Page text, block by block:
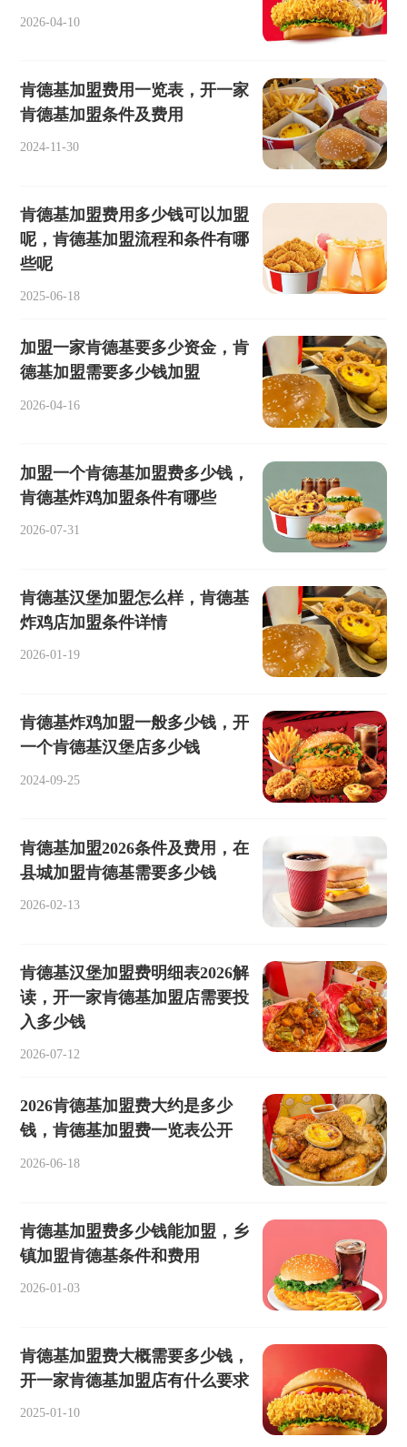
2026-04-10
肯德基加盟费用一览表，开一家
肯德基加盟条件及费用
2024-11-30
肯德基加盟费用多少钱可以加盟
呢，肯德基加盟流程和条件有哪
些呢
2025-06-18
加盟一家肯德基要多少资金，肯
德基加盟需要多少钱加盟
2026-04-16
加盟一个肯德基加盟费多少钱，
肯德基炸鸡加盟条件有哪些
2026-07-31
肯德基汉堡加盟怎么样，肯德基
炸鸡店加盟条件详情
2026-01-19
肯德基炸鸡加盟一般多少钱，开
一个肯德基汉堡店多少钱
2024-09-25
肯德基加盟2026条件及费用，在
县城加盟肯德基需要多少钱
2026-02-13
肯德基汉堡加盟费明细表2026解
读，开一家肯德基加盟店需要投
入多少钱
2026-07-12
2026肯德基加盟费大约是多少
钱，肯德基加盟费一览表公开
2026-06-18
肯德基加盟费多少钱能加盟，乡
镇加盟肯德基条件和费用
2026-01-03
肯德基加盟费大概需要多少钱，
开一家肯德基加盟店有什么要求
2025-01-10